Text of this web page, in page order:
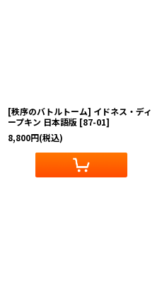
[秩序のバトルトーム] イドネス・ディ
ープキン 日本語版 [87-01]
8,800円(税込)